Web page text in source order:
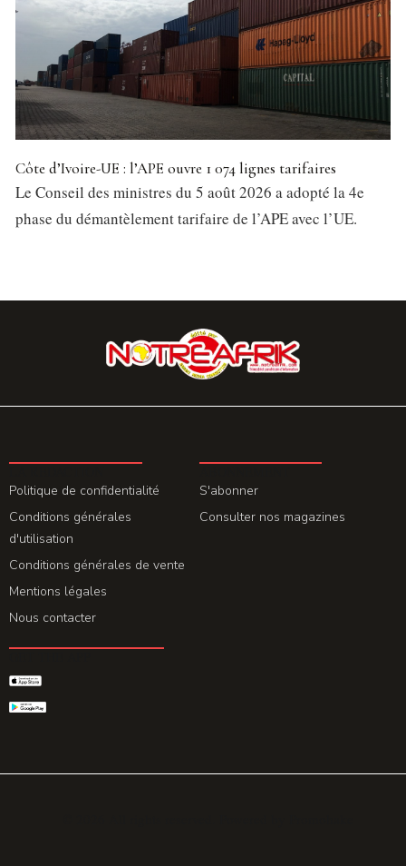
Côte d’Ivoire-UE : l’APE ouvre 1 074 lignes tarifaires
Le Conseil des ministres du 5 août 2026 a adopté la 4e
phase du démantèlement tarifaire de l’APE avec l’UE.
Politique de confidentialité
Conditions générales
d'utilisation
Conditions générales de vente
Mentions légales
Nous contacter
S'abonner
Consulter nos magazines